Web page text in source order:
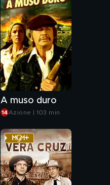
A muso duro
Azione | 103 min